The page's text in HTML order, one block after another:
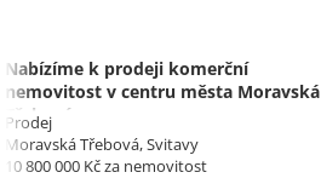
Nabízíme k prodeji komerční
nemovitost v centru města Moravská
Třebová.
Prodej
Moravská Třebová, Svitavy
10 800 000 Kč za nemovitost